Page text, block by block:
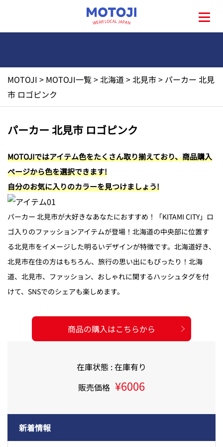
地元一覧
お問い合わせ
MOTOJI > MOTOJI一覧>北海道>北見市> パーカー 北見
市 ロゴピンク
新着情報
パーカー 北見市 ロゴピンク
MOTOJIではアイテム色をたくさん取り揃えており、商品購入
ページから色を選択できます!
自分のお気に入りのカラーを見つけましょう!
パーカー 北見市が大好きなあなたにおすすめ！「KITAMI CITY」ロ
ゴ入りのファッションアイテムが登場！北海道の中央部に位置す
る北見市をイメージした明るいデザインが特徴です。北海道好き、
北見市在住の方はもちろん、旅行の思い出にもぴったり！北海
道、北見市、ファッション、おしゃれに関するハッシュタグを付
けて、SNSでのシェアも楽しめます。
商品の購入はこちらから
在庫状態 : 在庫有り
販売価格 ¥6006